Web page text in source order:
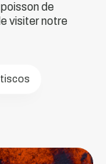
de
visiter notre